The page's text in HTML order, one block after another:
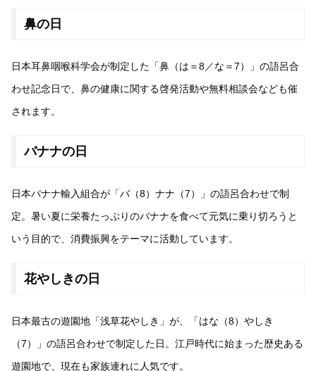
鼻の日
日本耳鼻咽喉科学会が制定した「鼻（は＝8／な＝7）」の語呂合
わせ記念日で、鼻の健康に関する啓発活動や無料相談会なども催
されます。
バナナの日
日本バナナ輸入組合が「バ（8）ナナ（7）」の語呂合わせで制
定。暑い夏に栄養たっぷりのバナナを食べて元気に乗り切ろうと
いう目的で、消費振興をテーマに活動しています。
花やしきの日
日本最古の遊園地「浅草花やしき」が、「はな（8）やしき
（7）」の語呂合わせで制定した日。江戸時代に始まった歴史ある
遊園地で、現在も家族連れに人気です。